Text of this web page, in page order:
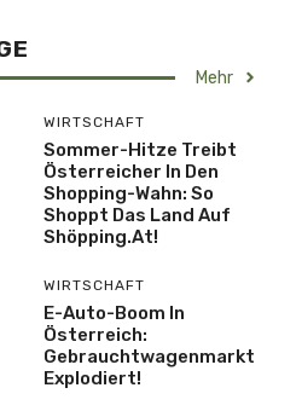
Mehr
WIRTSCHAFT
Sommer-Hitze Treibt
Österreicher In Den
Shopping-Wahn: So
Shoppt Das Land Auf
Shöpping.at!
WIRTSCHAFT
E-Auto-Boom In
Österreich:
Gebrauchtwagenmarkt
Explodiert!